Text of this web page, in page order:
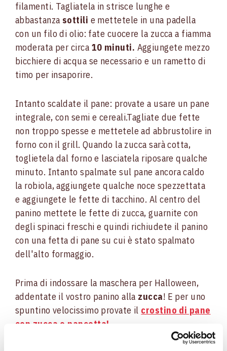
filamenti. Tagliatela in strisce lunghe e
abbastanza sottili e mettetele in una padella
con un filo di olio: fate cuocere la zucca a fiamma
moderata per circa 10 minuti. Aggiungete mezzo
bicchiere di acqua se necessario e un rametto di
timo per insaporire.
Intanto scaldate il pane: provate a usare un pane
integrale, con semi e cereali.Tagliate due fette
non troppo spesse e mettetele ad abbrustolire in
forno con il grill. Quando la zucca sarà cotta,
toglietela dal forno e lasciatela riposare qualche
minuto. Intanto spalmate sul pane ancora caldo
la robiola, aggiungete qualche noce spezzettata
e aggiungete le fette di tacchino. Al centro del
panino mettete le fette di zucca, guarnite con
degli spinaci freschi e quindi richiudete il panino
con una fetta di pane su cui è stato spalmato
dell'alto formaggio.
Prima di indossare la maschera per Halloween,
addentate il vostro panino alla zucca! E per uno
spuntino velocissimo provate il crostino di pane
con zucca e pancetta!